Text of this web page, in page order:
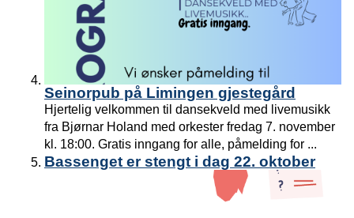
Seinorpub på Limingen gjestegård
Hjertelig velkommen til dansekveld med livemusikk
fra Bjørnar Holand med orkester fredag 7. november
kl. 18:00. Gratis inngang for alle, påmelding for ...
Bassenget er stengt i dag 22. oktober